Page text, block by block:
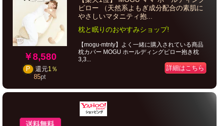
￥8,580
P 還元1％
85pt
ピロー （天然系よもぎ成分配合の素肌に
やさしいマタニティ抱...
枕と眠りのおやすみショップ!
【mogu-mtnty】よく一緒に購入されている商品
枕カバー MOGU ホールディングピロー抱き枕
3,3...
詳細はこちら